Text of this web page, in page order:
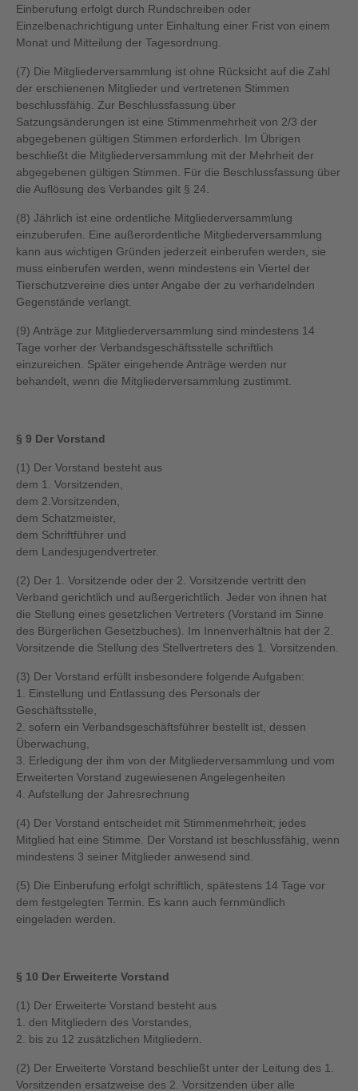
Einberufung erfolgt durch Rundschreiben oder
Einzelbenachrichtigung unter Einhaltung einer Frist von einem
Monat und Mitteilung der Tagesordnung.
(7) Die Mitgliederversammlung ist ohne Rücksicht auf die Zahl
der erschienenen Mitglieder und vertretenen Stimmen
beschlussfähig. Zur Beschlussfassung über
Satzungsänderungen ist eine Stimmenmehrheit von 2/3 der
abgegebenen gültigen Stimmen erforderlich. Im Übrigen
beschließt die Mitgliederversammlung mit der Mehrheit der
abgegebenen gültigen Stimmen. Für die Beschlussfassung über
die Auflösung des Verbandes gilt § 24.
(8) Jährlich ist eine ordentliche Mitgliederversammlung
einzuberufen. Eine außerordentliche Mitgliederversammlung
kann aus wichtigen Gründen jederzeit einberufen werden, sie
muss einberufen werden, wenn mindestens ein Viertel der
Tierschutzvereine dies unter Angabe der zu verhandelnden
Gegenstände verlangt.
(9) Anträge zur Mitgliederversammlung sind mindestens 14
Tage vorher der Verbandsgeschäftsstelle schriftlich
einzureichen. Später eingehende Anträge werden nur
behandelt, wenn die Mitgliederversammlung zustimmt.
§ 9 Der Vorstand
(1) Der Vorstand besteht aus
dem 1. Vorsitzenden,
dem 2.Vorsitzenden,
dem Schatzmeister,
dem Schriftführer und
dem Landesjugendvertreter.
(2) Der 1. Vorsitzende oder der 2. Vorsitzende vertritt den
Verband gerichtlich und außergerichtlich. Jeder von ihnen hat
die Stellung eines gesetzlichen Vertreters (Vorstand im Sinne
des Bürgerlichen Gesetzbuches). Im Innenverhältnis hat der 2.
Vorsitzende die Stellung des Stellvertreters des 1. Vorsitzenden.
(3) Der Vorstand erfüllt insbesondere folgende Aufgaben:
1. Einstellung und Entlassung des Personals der
Geschäftsstelle,
2. sofern ein Verbandsgeschäftsführer bestellt ist, dessen
Überwachung,
3. Erledigung der ihm von der Mitgliederversammlung und vom
Erweiterten Vorstand zugewiesenen Angelegenheiten
4. Aufstellung der Jahresrechnung
(4) Der Vorstand entscheidet mit Stimmenmehrheit; jedes
Mitglied hat eine Stimme. Der Vorstand ist beschlussfähig, wenn
mindestens 3 seiner Mitglieder anwesend sind.
(5) Die Einberufung erfolgt schriftlich, spätestens 14 Tage vor
dem festgelegten Termin. Es kann auch fernmündlich
eingeladen werden.
§ 10 Der Erweiterte Vorstand
(1) Der Erweiterte Vorstand besteht aus
1. den Mitgliedern des Vorstandes,
2. bis zu 12 zusätzlichen Mitgliedern.
(2) Der Erweiterte Vorstand beschließt unter der Leitung des 1.
Vorsitzenden ersatzweise des 2. Vorsitzenden über alle